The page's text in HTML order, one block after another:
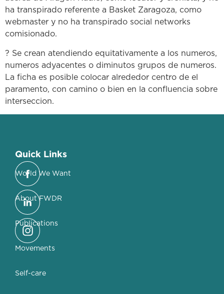
ha transpirado referente a Basket Zaragoza, como
webmaster y no ha transpirado social networks
comisionado.
? Se crean atendiendo equitativamente a los numeros,
numeros adyacentes o diminutos grupos de numeros.
La ficha es posible colocar alrededor centro de el
paramento, con camino o bien en la confluencia sobre
interseccion.
Quick Links
World We Want
About FWDR
Publications
Movements
Self-care